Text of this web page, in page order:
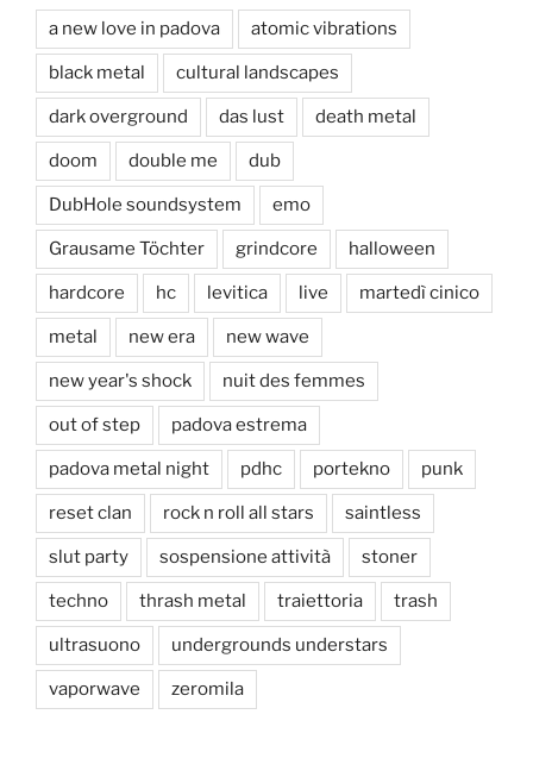
a new love in padova atomic vibrations
black metal cultural landscapes
dark overground das lust death metal
doom double me dub
DubHole soundsystem emo
Grausame Töchter grindcore halloween
hardcore hc levitica live martedì cinico
metal new era new wave
new year's shock nuit des femmes
out of step padova estrema
padova metal night pdhc portekno punk
reset clan rock n roll all stars saintless
slut party sospensione attività stoner
techno thrash metal traiettoria trash
ultrasuono undergrounds understars
vaporwave zeromila